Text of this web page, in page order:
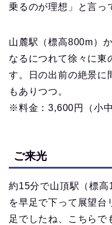
乗るのが理想」と言っ
山麓駅（標高800m）
なるにつれて徐々に東
す。日の出前の絶景に
もありつつ。
※料金：3,600円（小中
ご来光
約15分で山頂駅（標高
を早足で下って展望台
足でしたね、こちらで